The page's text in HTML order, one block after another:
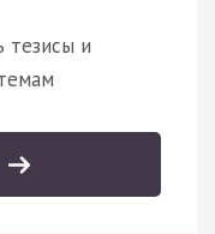
тезисы и